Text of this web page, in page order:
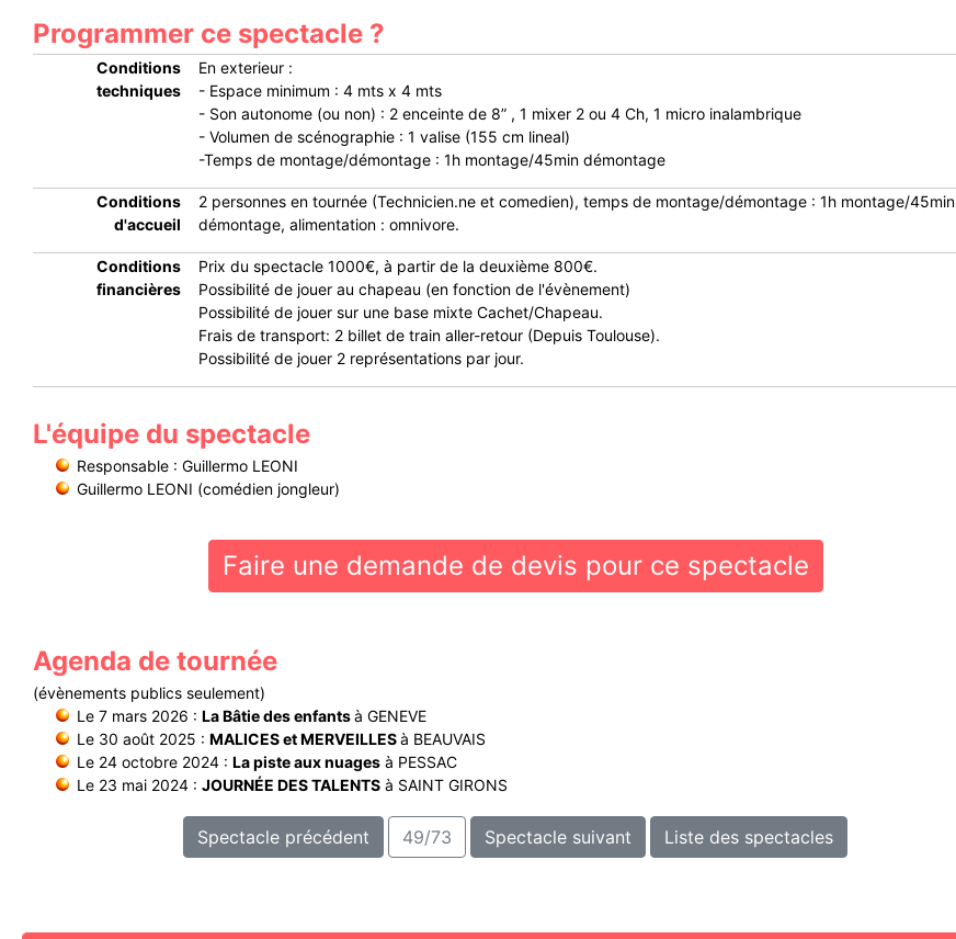
Programmer ce spectacle ?
Conditions
techniques
En exterieur :
- Espace minimum : 4 mts x 4 mts
- Son autonome (ou non) : 2 enceinte de 8” , 1 mixer 2 ou 4 Ch, 1 micro inalambrique
- Volumen de scénographie : 1 valise (155 cm lineal)
-Temps de montage/démontage : 1h montage/45min démontage
Conditions
d'accueil
2 personnes en tournée (Technicien.ne et comedien), temps de montage/démontage : 1h montage/45min
démontage, alimentation : omnivore.
Conditions
financières
Prix du spectacle 1000€, à partir de la deuxième 800€.
Possibilité de jouer au chapeau (en fonction de l'évènement)
Possibilité de jouer sur une base mixte Cachet/Chapeau.
Frais de transport: 2 billet de train aller-retour (Depuis Toulouse).
Possibilité de jouer 2 représentations par jour.
L'équipe du spectacle
Responsable : Guillermo LEONI
Guillermo LEONI (comédien jongleur)
Faire une demande de devis pour ce spectacle
Agenda de tournée
(évènements publics seulement)
Le 7 mars 2026 : La Bâtie des enfantsà GENEVE
Le 30 août 2025 : MALICES et MERVEILLESà BEAUVAIS
Le 24 octobre 2024 : La piste aux nuages à PESSAC
Le 23 mai 2024 : JOURNÉE DES TALENTS à SAINT GIRONS
Spectacle précédent 49/73 Spectacle suivant Liste des spectacles